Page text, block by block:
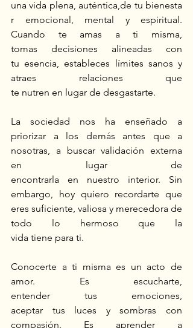
una vida plena, auténtica,de tu bienesta
r emocional, mental y espiritual.
Cuando te amas a ti misma,
tomas decisiones alineadas con
tu esencia, estableces límites sanos y
atraes relaciones que
te nutren en lugar de desgastarte.
La sociedad nos ha enseñado a
priorizar a los demás antes que a
nosotras, a buscar validación externa
en lugar de
encontrarla en nuestro interior. Sin
embargo, hoy quiero recordarte que
eres suficiente, valiosa y merecedora de
todo lo hermoso que la
vida tiene para ti.
Conocerte a ti misma es un acto de
amor. Es escucharte,
entender tus emociones,
aceptar tus luces y sombras con
compasión. Es aprender a